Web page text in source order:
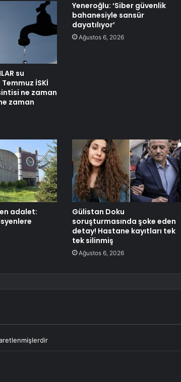
su
İSKİ
ne zaman
zaman
Yeneroğlu: ‘Siber güvenlik
bahanesiyle sansür
dayatılıyor’
Ağustos 6, 2026
adalet:
Gülistan Doku
soruşturmasında şoke eden
detay! Hastane kayıtları tek
tek silinmiş
Ağustos 6, 2026